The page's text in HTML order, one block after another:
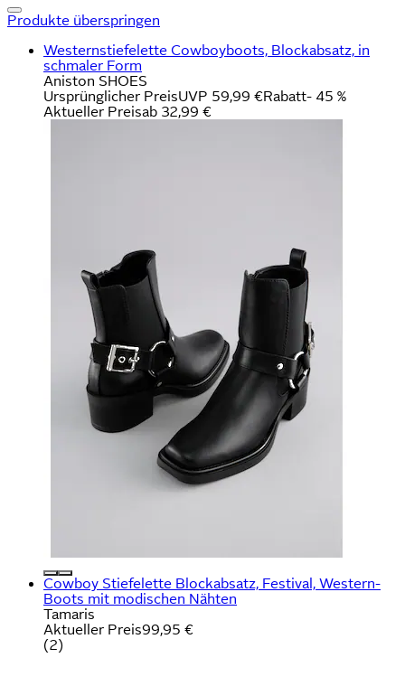
Produkte überspringen
Westernstiefelette Cowboyboots, Blockabsatz, in
schmaler Form
Aniston SHOES
Ursprünglicher PreisUVP 59,99 €Rabatt- 45 %
Aktueller Preisab 32,99 €
Cowboy Stiefelette Blockabsatz, Festival, Western-
Boots mit modischen Nähten
Tamaris
Aktueller Preis99,95 €
(2)